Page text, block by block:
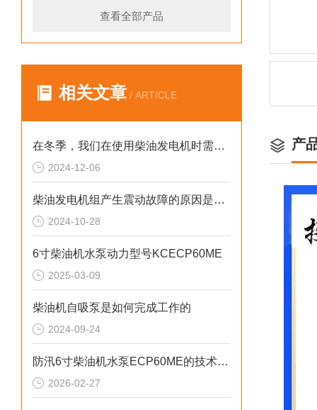
查看全部产品
相关文章 / ARTICLE
在冬季，我们在使用柴油发电机时需要注意什么呢？
2024-12-06
柴油发电机组产生震动故障的原因是什么？
2024-10-28
6寸柴油机水泵动力型号KCECP60ME
2025-03-09
柴油机自吸泵是如何完成工作的
2024-09-24
防汛6寸柴油机水泵ECP60ME的技术参数
2026-02-27
产